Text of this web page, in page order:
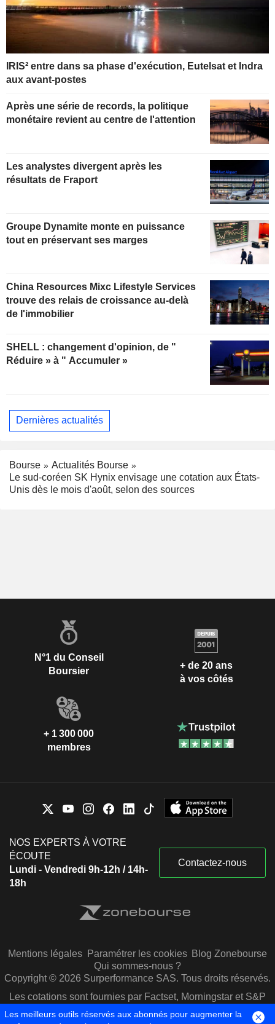
IRIS² entre dans sa phase d'exécution, Eutelsat et Indra
aux avant-postes
Après une série de records, la politique
monétaire revient au centre de l'attention
Les analystes divergent après les
résultats de Fraport
Groupe Dynamite monte en puissance
tout en préservant ses marges
China Resources Mixc Lifestyle Services
trouve des relais de croissance au-delà
de l'immobilier
SHELL : changement d'opinion, de "
Réduire » à " Accumuler »
Dernières actualités
Bourse
Actualités Bourse
Le sud-coréen SK Hynix envisage une cotation aux États-
Unis dès le mois d'août, selon des sources
N°1 du Conseil
Boursier
+ de 20 ans
à vos côtés
+ 1 300 000
membres
NOS EXPERTS À VOTRE
ÉCOUTE
Lundi - Vendredi 9h-12h / 14h-
18h
Contactez-nous
Mentions légales Paramétrer les cookies Blog Zonebourse
Qui sommes-nous ?
Copyright © 2026 Surperformance SAS. Tous droits réservés.
Les cotations sont fournies par Factset, Morningstar et S&P
Capital IQ
Les meilleurs outils réservés aux abonnés pour augmenter la